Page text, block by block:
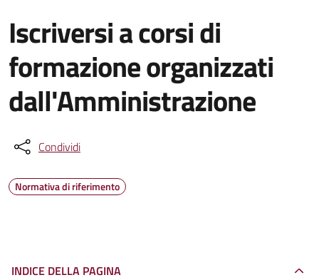
Iscriversi a corsi di
formazione organizzati
dall'Amministrazione
Condividi
Normativa di riferimento
INDICE DELLA PAGINA